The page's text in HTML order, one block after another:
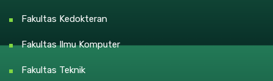
Fakultas Kedokteran
Fakultas Ilmu Komputer
Fakultas Teknik